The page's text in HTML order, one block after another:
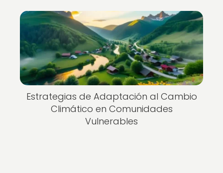
Estrategias de Adaptación al Cambio
Climático en Comunidades
Vulnerables